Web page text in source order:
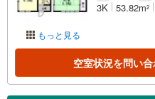
もっと見る
3K 53.82m2
空室状況を問い